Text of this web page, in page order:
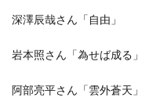
深澤辰哉さん「自由」
岩本照さん「為せば成る」
阿部亮平さん「雲外蒼天」